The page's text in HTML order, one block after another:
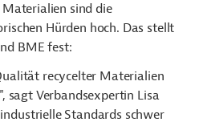
Materialien sind die
Hürden hoch. Das stellt
BME fest:
recycelter Materialien
sagt Verbandsexpertin Lisa
Standards schwer